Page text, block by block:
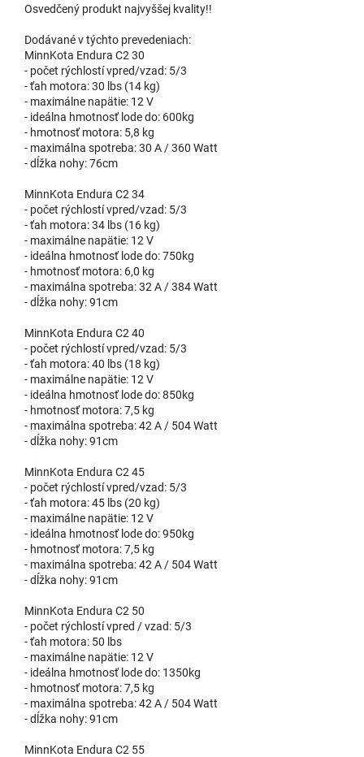
Osvedčený produkt najvyššej kvality!!
Dodávané v týchto prevedeniach:
MinnKota Endura C2 30
- počet rýchlostí vpred/vzad: 5/3
- ťah motora: 30 lbs (14 kg)
- maximálne napätie: 12 V
- ideálna hmotnosť lode do: 600kg
- hmotnosť motora: 5,8 kg
- maximálna spotreba: 30 A / 360 Watt
- dĺžka nohy: 76cm
MinnKota Endura C2 34
- počet rýchlostí vpred/vzad: 5/3
- ťah motora: 34 lbs (16 kg)
- maximálne napätie: 12 V
- ideálna hmotnosť lode do: 750kg
- hmotnosť motora: 6,0 kg
- maximálna spotreba: 32 A / 384 Watt
- dĺžka nohy: 91cm
MinnKota Endura C2 40
- počet rýchlostí vpred/vzad: 5/3
- ťah motora: 40 lbs (18 kg)
- maximálne napätie: 12 V
- ideálna hmotnosť lode do: 850kg
- hmotnosť motora: 7,5 kg
- maximálna spotreba: 42 A / 504 Watt
- dĺžka nohy: 91cm
MinnKota Endura C2 45
- počet rýchlostí vpred/vzad: 5/3
- ťah motora: 45 lbs (20 kg)
- maximálne napätie: 12 V
- ideálna hmotnosť lode do: 950kg
- hmotnosť motora: 7,5 kg
- maximálna spotreba: 42 A / 504 Watt
- dĺžka nohy: 91cm
MinnKota Endura C2 50
- počet rýchlostí vpred / vzad: 5/3
- ťah motora: 50 lbs
- maximálne napätie: 12 V
- ideálna hmotnosť lode do: 1350kg
- hmotnosť motora: 7,5 kg
- maximálna spotreba: 42 A / 504 Watt
- dĺžka nohy: 91cm
MinnKota Endura C2 55